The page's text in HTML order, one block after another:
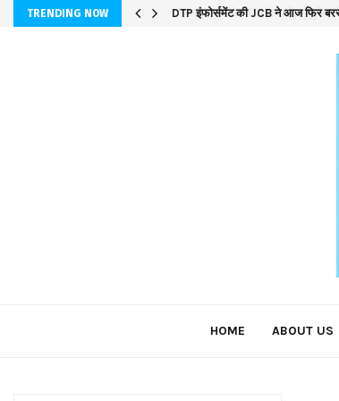
TRENDING NOW DTP इंफोर्समेंट की JCB ने आज फिर
HOME ABOUT US